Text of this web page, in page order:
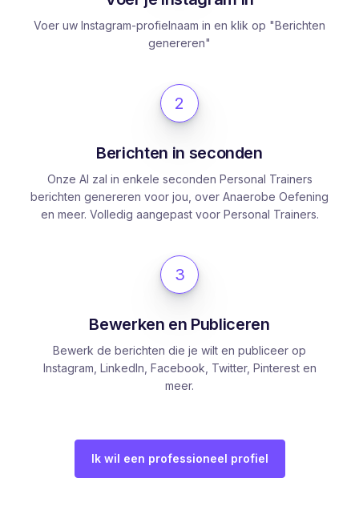
Voer uw Instagram-profielnaam in en klik op "Berichten
genereren"
2
Berichten in seconden
Onze AI zal in enkele seconden Personal Trainers
berichten genereren voor jou, over Anaerobe Oefening
en meer. Volledig aangepast voor Personal Trainers.
3
Bewerken en Publiceren
Bewerk de berichten die je wilt en publiceer op
Instagram, LinkedIn, Facebook, Twitter, Pinterest en
meer.
Ik wil een professioneel profiel